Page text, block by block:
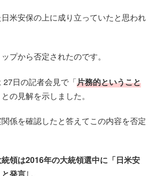
米安保の上に成り立っていたと思われ
プから否定されたのです。
日の記者会見で「片務的ということ
との見解を示しました。
係を確認したと答えてこの内容を否定
統領は2016年の大統領選中に「日米安